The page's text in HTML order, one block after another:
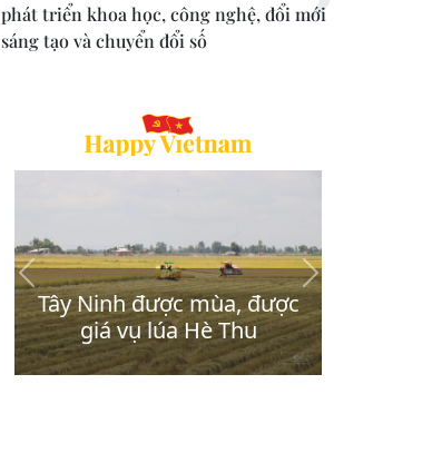
phát triển khoa học, công nghệ, đổi mới
sáng tạo và chuyển đổi số